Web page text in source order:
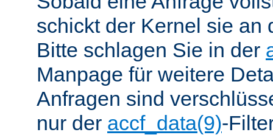
schickt der Kernel sie an
Bitte schlagen Sie in der
Manpage für weitere
Anfragen sind
nur der accf_data(9)-